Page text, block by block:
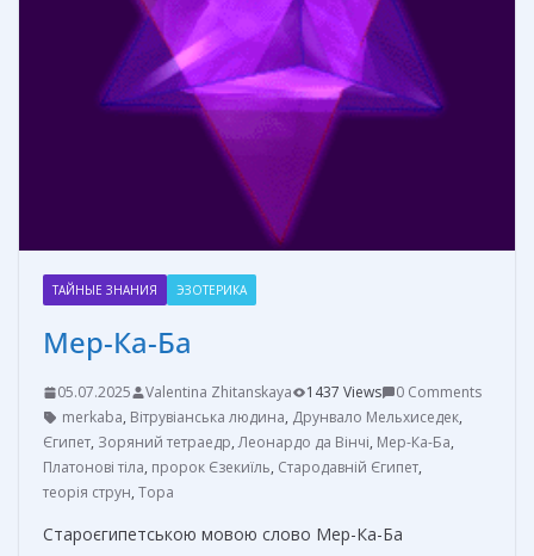
ТАЙНЫЕ ЗНАНИЯ ЭЗОТЕРИКА
Мер-Ка-Ба
05.07.2025 Valentina Zhitanskaya 1437 Views
0 Comments
merkaba, Вітрувіанська людина, Друнвало Мельхиседек,
Єгипет, Зоряний тетраедр,Леонардо да Вінчі, Мер-Ка-Ба,
Платонові тіла, пророк Єзекиїль, Стародавній Єгипет,
теорія струн, Тора
Староєгипетською мовою слово Мер-Ка-Ба